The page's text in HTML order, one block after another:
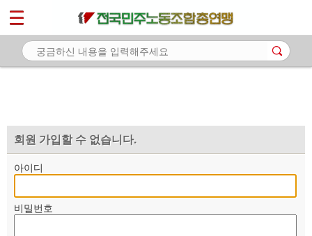
회원 가입할 수 없습니다.
아이디
비밀번호
마이페이지
소개
자료
부설기관